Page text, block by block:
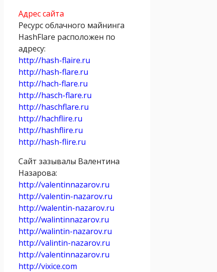
Адрес сайта
Ресурс облачного майнинга
HashFlare расположен по
адресу:
http://hash-flaire.ru
http://hash-flare.ru
http://hach-flare.ru
http://hasch-flare.ru
http://haschflare.ru
http://hachflire.ru
http://hashflire.ru
http://hash-flire.ru
Сайт зазывалы Валентина
Назарова:
http://valentinnazarov.ru
http://valentin-nazarov.ru
http://walentin-nazarov.ru
http://walintinnazarov.ru
http://walintin-nazarov.ru
http://valintin-nazarov.ru
http://valentinnazarov.ru
http://vixice.com